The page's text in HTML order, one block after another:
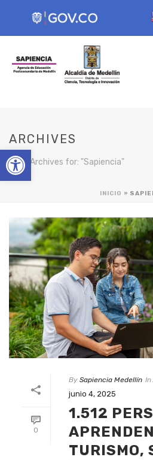
Open toolbar
ARCHIVES
Tag Archives for: "Sapiencia"
INICIO »
0
By Sapiencia Medellín In
junio 4, 2025
1.512
TURISMO,